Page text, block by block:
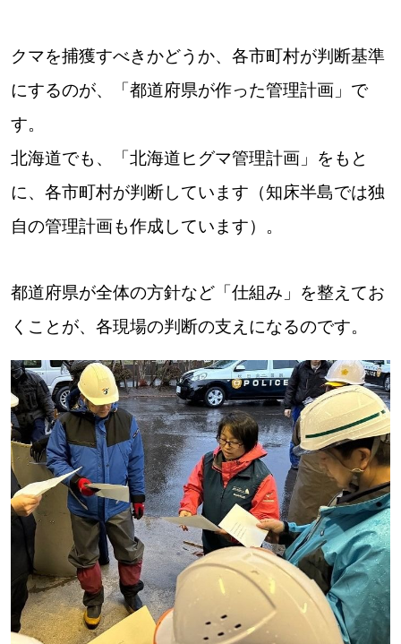
クマを捕獲すべきかどうか、各市町村が判断基準
にするのが、「都道府県が作った管理計画」で
す。
北海道でも、「北海道ヒグマ管理計画」をもと
に、各市町村が判断しています（知床半島では独
自の管理計画も作成しています）。
都道府県が全体の方針など「仕組み」を整えてお
くことが、各現場の判断の支えになるのです。